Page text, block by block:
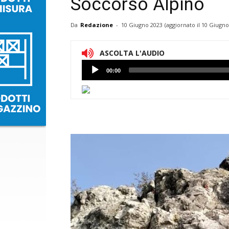
Soccorso Alpino
Da Redazione - 10 Giugno 2023 (aggiornato il 10
ASCOLTA L'AUDIO
Lettore
Audio
00:00